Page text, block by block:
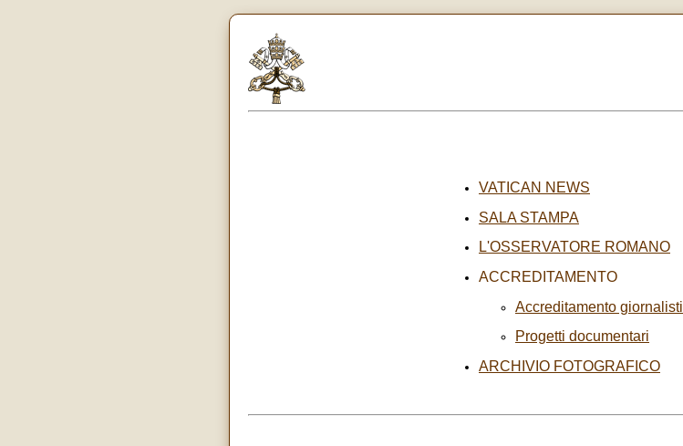
VATICAN NEWS
SALA STAMPA
L'OSSERVATORE ROMANO
ACCREDITAMENTO
Accreditamento giornalisti
Progetti documentari
ARCHIVIO FOTOGRAFICO